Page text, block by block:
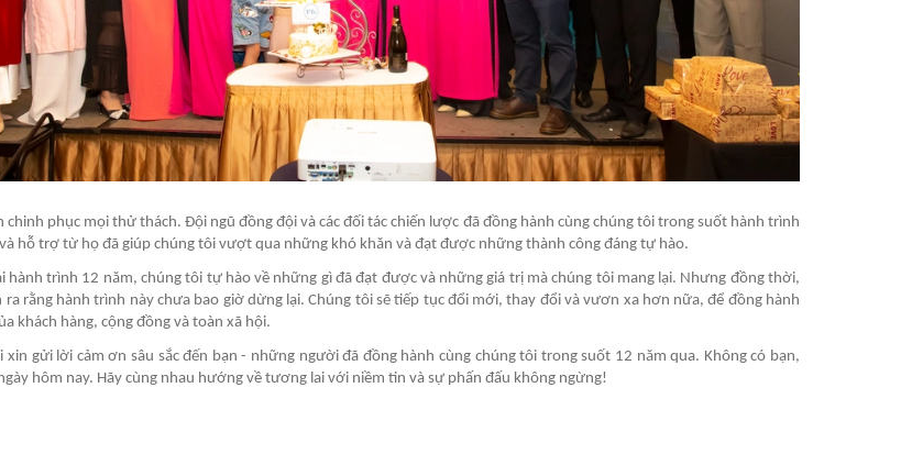
chinh phục mọi thử thách. Đội ngũ đồng đội và các đối tác chiến lược đã đồng hành cùng chúng tôi trong suốt hành trình
hỗ trợ từ họ đã giúp chúng tôi vượt qua những khó khăn và đạt được những thành công đáng tự hào.
hành trình 12 năm, chúng tôi tự hào về những gì đã đạt được và những giá trị mà chúng tôi mang lại. Nhưng đồng thời,
ra rằng hành trình này chưa bao giờ dừng lại. Chúng tôi sẽ tiếp tục đổi mới, thay đổi và vươn xa hơn nữa, để đồng hành
khách hàng, cộng đồng và toàn xã hội.
xin gửi lời cảm ơn sâu sắc đến bạn - những người đã đồng hành cùng chúng tôi trong suốt 12 năm qua. Không có bạn,
hôm nay. Hãy cùng nhau hướng về tương lai với niềm tin và sự phấn đấu không ngừng!